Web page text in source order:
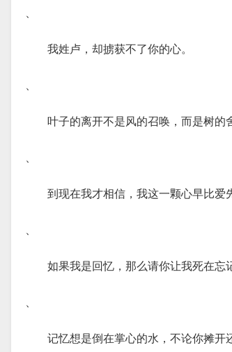
、
我姓卢，却掳获不了你的心。
、
叶子的离开不是风的召唤，而是树的
、
到现在我才相信，我这一颗心早比
、
如果我是回忆，那么请你让我死在忘
、
记忆想是倒在掌心的水，不论你摊开